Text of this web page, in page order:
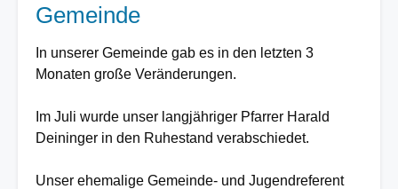
Gemeinde
In unserer Gemeinde gab es in den letzten 3
Monaten große Veränderungen.
Im Juli wurde unser langjähriger Pfarrer Harald
Deininger in den Ruhestand verabschiedet.
Unser ehemalige Gemeinde- und Jugendreferent